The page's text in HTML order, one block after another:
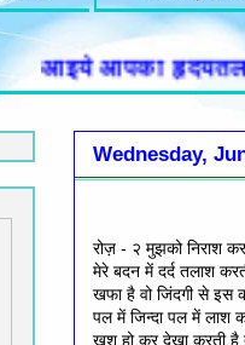
आइये आपका हृदयतल से
Wednesday,
रोज़ - २ मुझको निराश
मेरे बदन में दर्द तलाश
खफा है वो जिंदगी से इस
पल में जिन्दा पल में लाश
खुश हो कर देखा करती है